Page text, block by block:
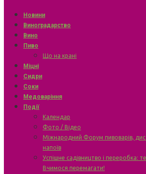
Новини
Виноградарство
Вино
Пиво
Що на крані
Міцні
Сидри
Соки
Медоваріння
Події
Календар
Фото / Відео
Міжнародний Форум пивоварів,
напоїв
Успішне садівництво і переробка:
Вчимося перемагати!